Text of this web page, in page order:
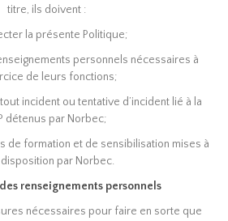
titre, ils doivent :
la présente Politique;
personnels nécessaires à
de leurs fonctions;
incident ou tentative d’incident lié à la
détenus par Norbec;
de formation et de sensibilisation mises à
disposition par Norbec.
renseignements personnels
nécessaires pour faire en sorte que